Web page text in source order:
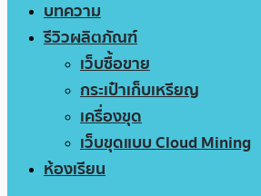
บทความ
รีวิวผลิตภัณฑ์
เว็บซื้อขาย
กระเป๋าเก็บเหรียญ
เครื่องขุด
เว็บขุดแบบ Cloud Mining
ห้องเรียน